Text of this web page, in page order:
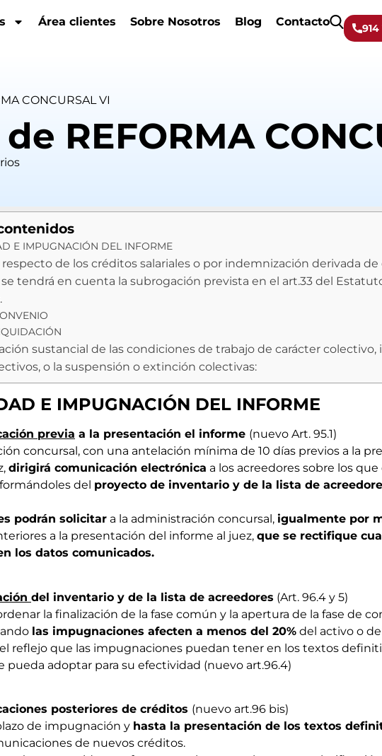
Área clientes Sobre Nosotros Blog Contacto 914
CONCURSAL VI
de REFORMA
E IMPUGNACIÓN DEL INFORME
de los créditos salariales o por indemnización derivada
tendrá en cuenta la subrogación prevista en el art.33 del
sustancial de las condiciones de trabajo de carácter colectivo,
o la suspensión o extinción colectivas:
E IMPUGNACIÓN DEL INFORME
previa a la presentación el informe (nuevo Art. 95.1)
concursal, con una antelación mínima de 10 días previos a la
dirigirá comunicación electrónica a los acreedores sobre los
del proyecto de inventario y de la lista de
podrán solicitar a la administración concursal, igualmente por
a la presentación del informe al juez, que se rectifique
los datos comunicados.
del inventario y de la lista de acreedores (Art. 96.4 y 5)
la finalización de la fase común y la apertura de la fase de
las impugnaciones afecten a menos del 20% del activo o
reflejo que las impugnaciones puedan tener en los textos
pueda adoptar para su efectividad (nuevo art.96.4)
posteriores de créditos (nuevo art.96 bis)
de impugnación y hasta la presentación de los textos
de nuevos créditos.